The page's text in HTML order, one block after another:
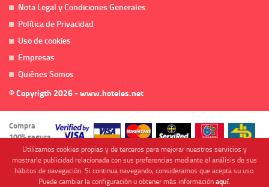
Nota Legal y Condiciones Generales
Política de Privacidad
Uso de cookies
Empresas
Quiénes Somos
© Copyrigth 2026 - www.hoteles.net
Compra
100% segura
Utilizamos cookies propias y de terceros para mejorar nuestros servicios y
mostrarle publicidad relacionada con sus preferencias mediante el análisis de sus
hábitos de navegación. Si continua navegando, consideramos que acepta su uso.
Puede cambiar la configuración u obtener más informaciónaquí.